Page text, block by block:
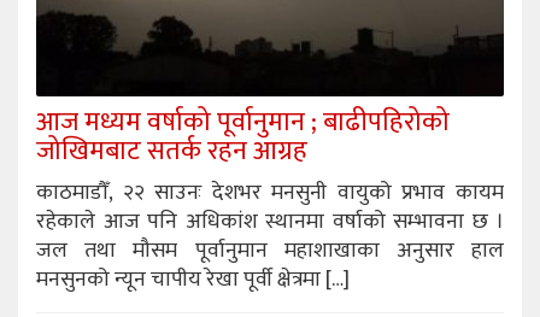
आज मध्यम वर्षाको पूर्वानुमान ; बाढीपहिरोको
जोखिमबाट सतर्क रहन आग्रह
काठमाडौँ, २२ साउनः देशभर मनसुनी वायुको प्रभाव कायम
रहेकाले आज पनि अधिकांश स्थानमा वर्षाको सम्भावना छ ।
जल तथा मौसम पूर्वानुमान महाशाखाका अनुसार हाल
मनसुनको न्यून चापीय रेखा पूर्वी क्षेत्रमा […]